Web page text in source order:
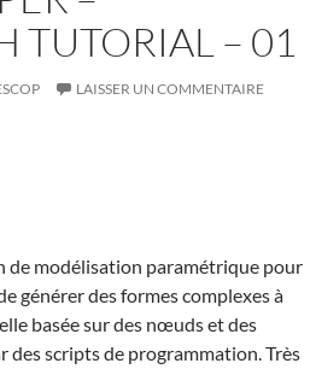
TUTORIAL – 01
LAISSER UN COMMENTAIRE
de modélisation paramétrique pour
générer des formes complexes à
basée sur des nœuds et des
des scripts de programmation. Très